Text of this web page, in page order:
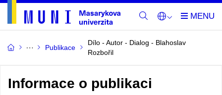
Publikace
Dílo - Autor - Dialog - Blahoslav
Rozbořil
Informace o publikaci